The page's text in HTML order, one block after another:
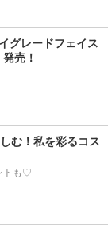
グレードフェイス
売！
む！私を彩るコス
トも♡